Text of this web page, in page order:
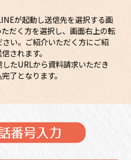
が起動し送信先を選択する画
だく方を選択し、画面右上の転
い。ご紹介いただく方にご紹
されます。
たURLから資料請求いただき
了となります。